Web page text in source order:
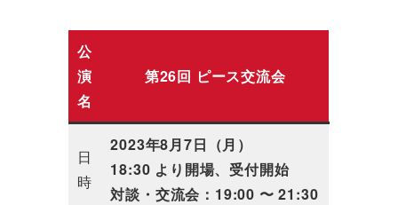
公
演
名
第26回 ピース交流会
日
時
2023年8月7日（月）
18:30 より開場、受付開始
対談・交流会：19:00 〜 21:30